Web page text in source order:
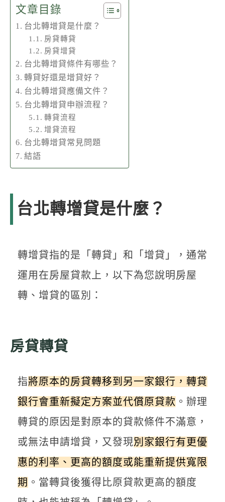
文章目錄
台北轉增貸是什麼？
房貸轉貸
房貸增貸
台北轉增貸條件有哪些？
轉貸好還是增貸好？
台北轉增貸應備文件？
台北轉增貸申辦流程？
轉貸流程
增貸流程
台北轉增貸常見問題
結語
台北轉增貸是什麼？
轉增貸指的是「轉貸」和「增貸」，通常
運用在房屋貸款上，以下為您說明房屋
轉、增貸的區別：
房貸轉貸
指將原本的房貸轉移到另一家銀行，轉貸
銀行會重新擬定方案並代償原貸款 。辦理
轉貸的原因是對原本的貸款條件不滿意，
或無法申請增貸，又發現別家銀行有更優
惠的利率、更高的額度或能重新提供寬限
期 。當轉貸後獲得比原貸款更高的額度